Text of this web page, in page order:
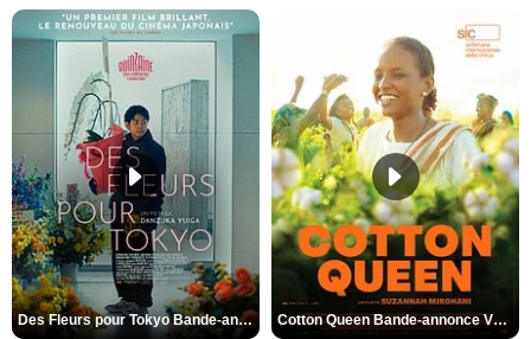
Des Fleurs pour Tokyo Bande-annonce VO STFR Cotton Queen Bande-annonce VO STFR